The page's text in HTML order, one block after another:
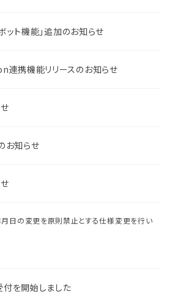
ット機能」追加のお知らせ
携機能リリースのお知らせ
お知らせ
日の変更を原則禁止とする仕様変更を行い
を開始しました